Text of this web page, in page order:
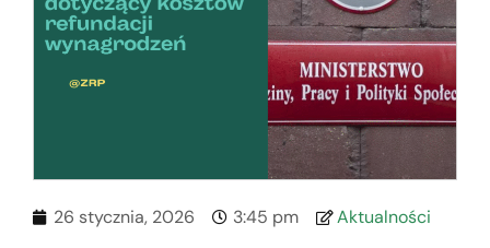
26 stycznia, 2026 3:45 pm Aktualności